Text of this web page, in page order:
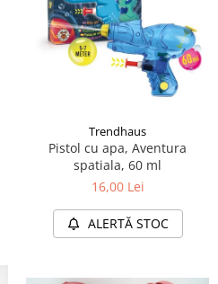
Trendhaus
Pistol cu apa, Aventura
spatiala, 60 ml
16,00 Lei
ALERTĂ STOC